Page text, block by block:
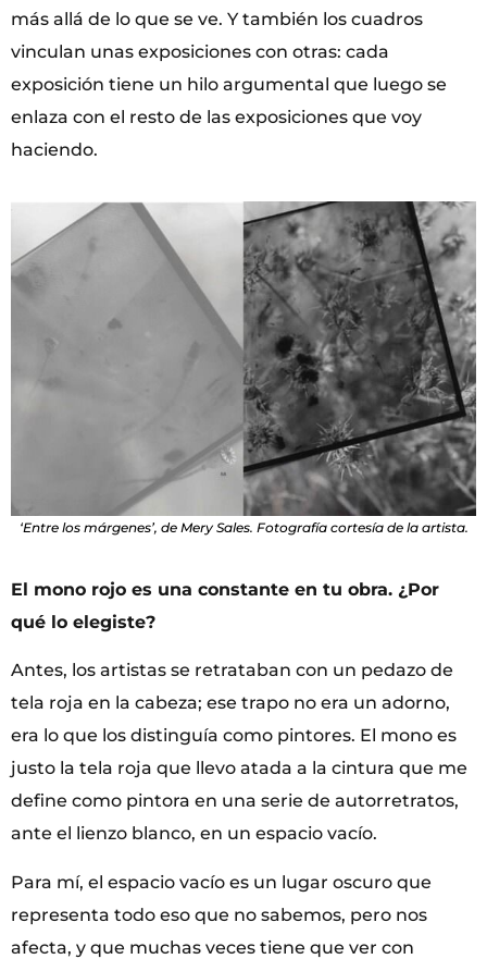
más allá de lo que se ve. Y también los cuadros
vinculan unas exposiciones con otras: cada
exposición tiene un hilo argumental que luego se
enlaza con el resto de las exposiciones que voy
haciendo.
‘Entre los márgenes’, de Mery Sales. Fotografía cortesía de la artista.
El mono rojo es una constante en tu obra. ¿Por
qué lo elegiste?
Antes, los artistas se retrataban con un pedazo de
tela roja en la cabeza; ese trapo no era un adorno,
era lo que los distinguía como pintores. El mono es
justo la tela roja que llevo atada a la cintura que me
define como pintora en una serie de autorretratos,
ante el lienzo blanco, en un espacio vacío.
Para mí, el espacio vacío es un lugar oscuro que
representa todo eso que no sabemos, pero nos
afecta, y que muchas veces tiene que ver con